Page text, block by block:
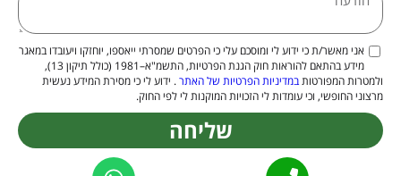
אני מאשר/ת כי ידוע לי ומוסכם עלי כי הפרטים שמסרתי ייאספו, יוחזקו ויעובדו במאגר
מידע בהתאם להוראות חוק הגנת הפרטיות, התשמ"א–1981 (כולל תיקון 13),
ולמטרות המפורטותבמדיניות הפרטיות של האתר. ידוע לי כי מסירת המידע נעשית
מרצוני החופשי, וכי עומדות לי הזכויות המוקנות לי לפי החוק.
שליחה